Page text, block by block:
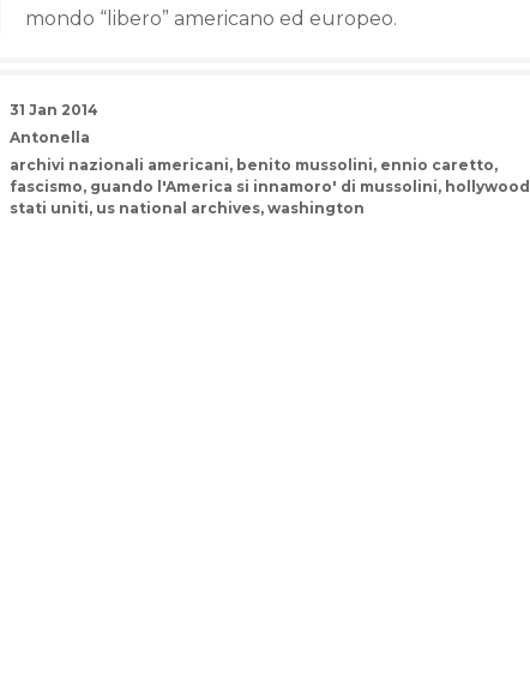
mondo “libero” americano ed europeo.
Date
31 Jan 2014
Author
Antonella
Tags
archivi nazionali americani, benito mussolini, ennio caretto,
fascismo, guando l'America si innamoro' di mussolini, hollywood
stati uniti, us national archives, washington